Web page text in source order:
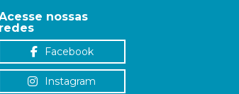
nossas
redes
Facebook
Instagram